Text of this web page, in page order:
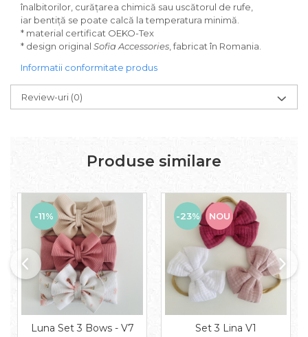
înalbitorilor, curățarea chimică sau uscătorul de rufe,
iar bentiță se poate calcă la temperatura minimă.
* material certificat OEKO-Tex
* design original Sofia Accessories , fabricat în Romania.
Informatii conformitate produs
Review-uri (0)
Produse similare
-11%
Luna Set 3 Bows - V7
-23% NOU
Set 3 Lina V1